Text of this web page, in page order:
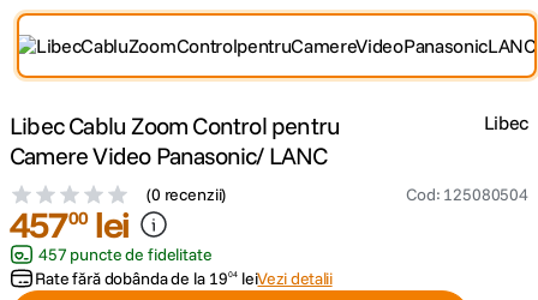
4. peak design
canon sx740 hs
6. lavaliera
7. card memorie
Libec Cablu Zoom Control pentru
Camere Video Panasonic/ LANC
(0 recenzii) Cod: 125080504
Libec
45700 lei
457 puncte de fidelitate
Rate fără dobânda de la 1904 leiVezi detalii